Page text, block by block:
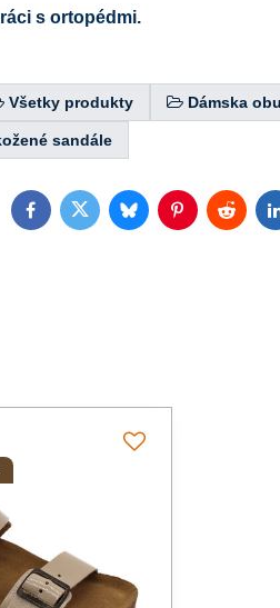
s ortopédmi.
Všetky produkty Dámska
sandále
FacebookTwitterBlueskyPinterestReddit